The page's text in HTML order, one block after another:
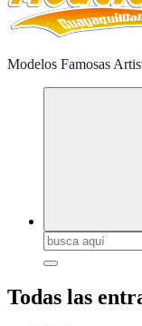
Modelos Famosas
Buscar:
Todas las